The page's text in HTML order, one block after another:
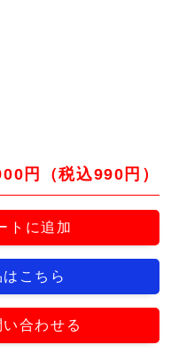
円（税込990円）
トに追加
こちら
合わせる